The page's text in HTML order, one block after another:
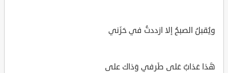
ويُقبلُ الصبحُ إلا ازددتُ في حَزَني
هَذا عَذابٌ عَلى طَرفي وَذاك على